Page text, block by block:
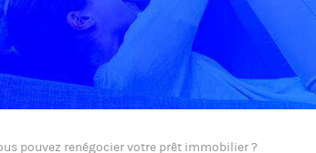
pouvez renégocier votre prêt immobilier ?